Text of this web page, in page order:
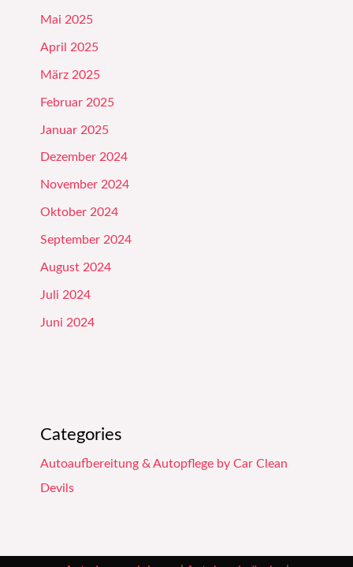
Mai 2025
April 2025
März 2025
Februar 2025
Januar 2025
Dezember 2024
November 2024
Oktober 2024
September 2024
August 2024
Juli 2024
Juni 2024
Categories
Autoaufbereitung & Autopflege by Car Clean
Devils